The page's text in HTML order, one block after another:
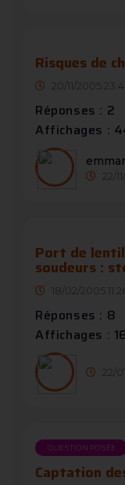
Risques de
20/11/2005
Réponses : 2
Affichages :
22/
Port de
soudeurs :
18/02/2005
Réponses : 8
Affichages :
22/
QUESTION POSÉE
Captation